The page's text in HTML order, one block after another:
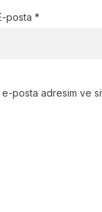
posta *
e-posta adresim ve